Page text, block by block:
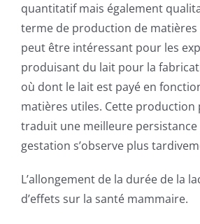
quantitatif mais également
terme de production de matières
peut être intéressant pour les
produisant du lait pour la
où dont le lait est payé en
matières utiles. Cette production
traduit une meilleure persistance
gestation s’observe plus
L’allongement de la durée de la
d’effets sur la santé mammaire.